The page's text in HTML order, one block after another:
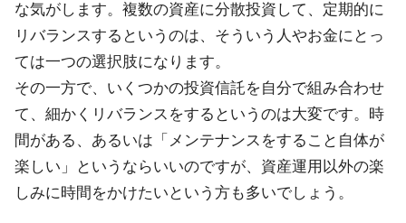
な気がします。複数の資産に分散投資して、定期的に
リバランスするというのは、そういう人やお金にとっ
ては一つの選択肢になります。
その一方で、いくつかの投資信託を自分で組み合わせ
て、細かくリバランスをするというのは大変です。時
間がある、あるいは「メンテナンスをすること自体が
楽しい」というならいいのですが、資産運用以外の楽
しみに時間をかけたいという方も多いでしょう。